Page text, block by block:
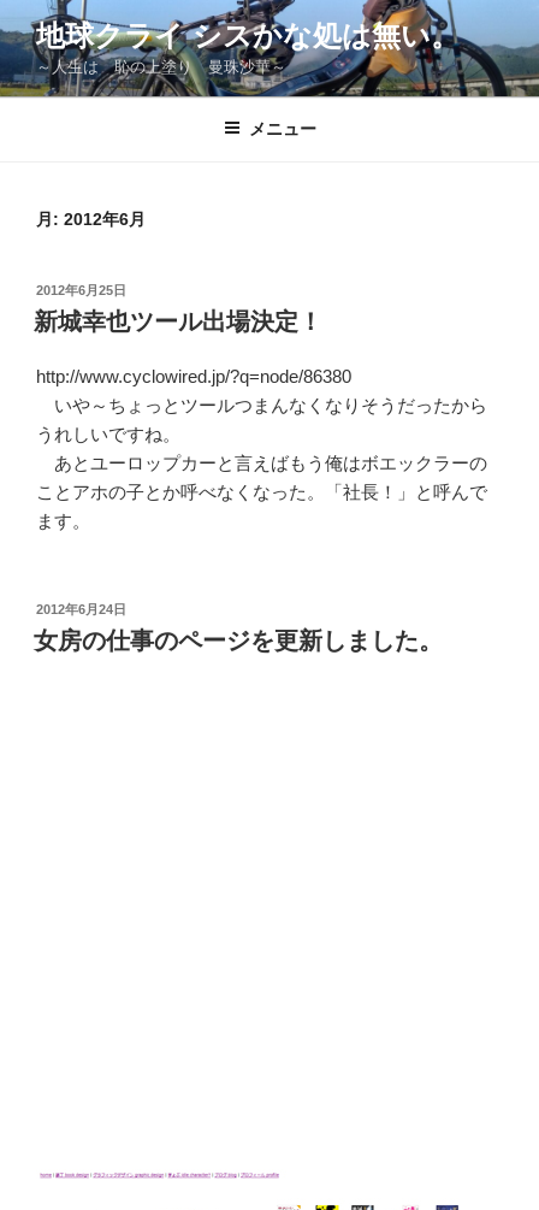
ン
テ
ン
地球クライ シスかな処は無い。
～人生は 恥の上塗り 曼珠沙華～
メニュー
月: 2012年6月
投
稿
日:
2012年6月25日
新城幸也ツール出場決定！
http://www.cyclowired.jp/?q=node/86380
いや～ちょっとツールつまんなくなりそうだったから
うれしいですね。
あとユーロップカーと言えばもう俺はボエックラーの
ことアホの子とか呼べなくなった。「社長！」と呼んで
ます。
投
稿
日:
2012年6月24日
女房の仕事のページを更新しました。